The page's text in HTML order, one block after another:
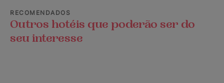
RECOMENDADOS
Outros hotéis que poderão ser do
seu interesse